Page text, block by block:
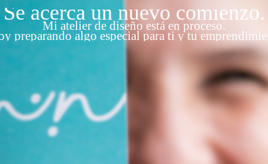
Se acerca un nuevo comienzo.
Mi atelier de diseño está en proceso.
preparando algo especial para ti y tu